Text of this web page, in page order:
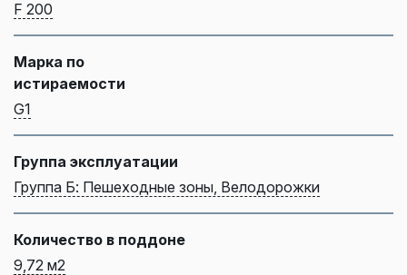
F 200
Марка по
истираемости
G1
Группа эксплуатации
Группа Б: Пешеходные зоны, Велодорожки
Количество в поддоне
9,72 м2